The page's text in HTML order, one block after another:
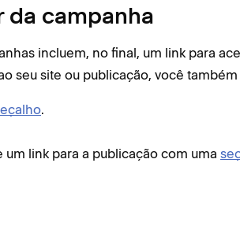
da campanha
incluem, no final, um link para
seu site ou publicação, você
.
link para a publicação com uma